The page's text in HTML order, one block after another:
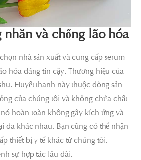
nhăn và chống lão hóa
nhà sản xuất và cung cấp serum
hóa đáng tin cậy. Thương hiệu của
Huyết thanh này thuộc dòng sản
của chúng tôi và không chứa chất
hoàn toàn không gây kích ứng và
da khác nhau. Bạn cũng có thể nhận
thiết bị y tế khác từ chúng tôi.
sự hợp tác lâu dài.